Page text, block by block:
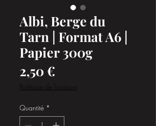
Albi, Berge du
Tarn | Format A6 |
Papier 300g
2,50 €
Politique de livraison
Quantité *